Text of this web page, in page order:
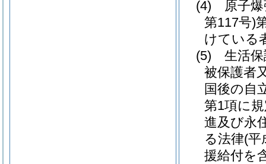
(4)
原子
第117号)
けている
(5)
生活
被保護者
国後の自
第1項に
進及び永
る法律(平
援給付を